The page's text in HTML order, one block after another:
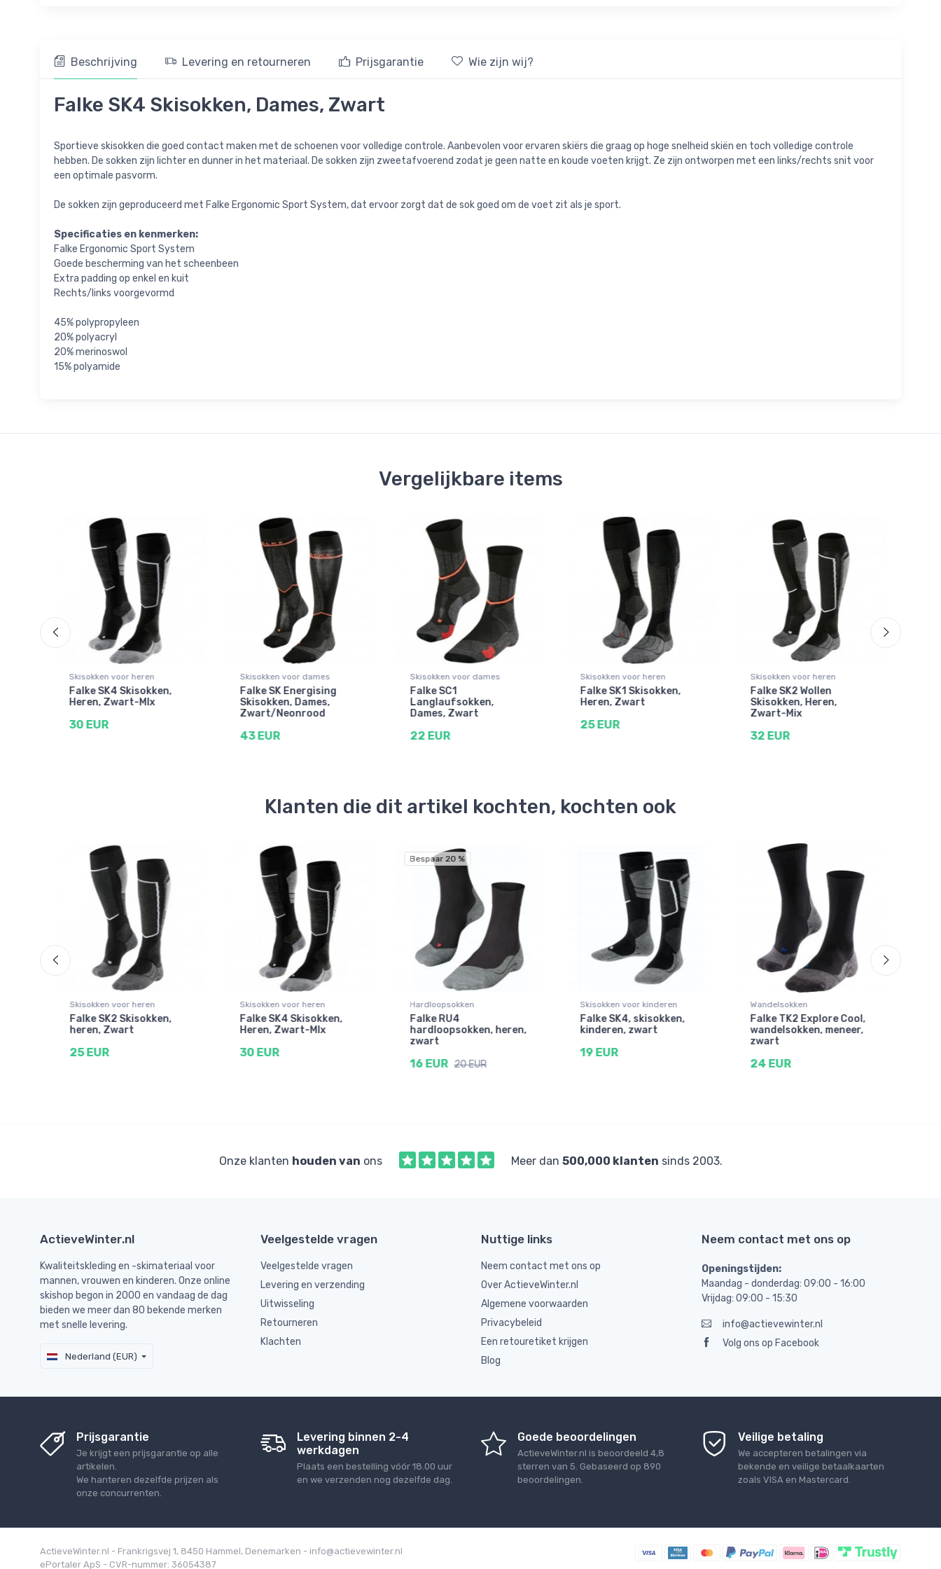
Beschrijving Levering en retourneren Prijsgarantie Wie zijn wij?
Falke SK4 Skisokken, Dames, Zwart
Sportieve skisokken die goed contact maken met de schoenen voor volledige controle. Aanbevolen voor ervaren skiërs die graag op hoge snelheid skiën en toch volledige controle
hebben. De sokken zijn lichter en dunner in het materiaal. De sokken zijn zweetafvoerend zodat je geen natte en koude voeten krijgt. Ze zijn ontworpen met een links/rechts snit voor
een optimale pasvorm.
De sokken zijn geproduceerd met Falke Ergonomic Sport System, dat ervoor zorgt dat de sok goed om de voet zit als je sport.
Specificaties en kenmerken:
Falke Ergonomic Sport System
Goede bescherming van het scheenbeen
Extra padding op enkel en kuit
Rechts/links voorgevormd
45% polypropyleen
20% polyacryl
20% merinoswol
15% polyamide
Vergelijkbare items
Skisokken voor heren
Falke SK4 Skisokken,
Heren, Zwart-MIx
30 EUR
Skisokken voor dames
Falke SK Energising
Skisokken, Dames,
Zwart/Neonrood
43 EUR
Skisokken voor dames
Falke SC1
Langlaufsokken,
Dames, Zwart
22 EUR
Skisokken voor heren
Falke SK1 Skisokken,
Heren, Zwart
25 EUR
Skisokken voor heren
Falke SK2 Wollen
Skisokken, Heren,
Zwart-Mix
32 EUR
Klanten die dit artikel kochten, kochten ook
Skisokken voor heren
Falke SK2 Skisokken,
heren, Zwart
25 EUR
Skisokken voor heren
Falke SK4 Skisokken,
Heren, Zwart-MIx
30 EUR
Bespaar 20 %
Hardloopsokken
Falke RU4
hardloopsokken, heren,
zwart
16 EUR 20 EUR
Skisokken voor kinderen
Falke SK4, skisokken,
kinderen, zwart
19 EUR
Wandelsokken
Falke TK2 Explore Cool,
wandelsokken, meneer,
zwart
24 EUR
Onze klanten houden van ons Meer dan 500,000 klanten sinds 2003.
ActieveWinter.nl
Kwaliteitskleding en -skimateriaal voor
mannen, vrouwen en kinderen. Onze online
skishop begon in 2000 en vandaag de dag
bieden we meer dan 80 bekende merken
met snelle levering.
Nederland (EUR)
Veelgestelde vragen
Veelgestelde vragen
Levering en verzending
Uitwisseling
Retourneren
Klachten
Nuttige links
Neem contact met ons op
Over ActieveWinter.nl
Algemene voorwaarden
Privacybeleid
Een retouretiket krijgen
Blog
Neem contact met ons op
Openingstijden:
Maandag - donderdag: 09:00 - 16:00
Vrijdag: 09:00 - 15:30
info@actievewinter.nl
Volg ons op Facebook
Prijsgarantie
Je krijgt een prijsgarantie op alle
artikelen.
We hanteren dezelfde prijzen als
onze concurrenten.
Levering binnen 2-4
werkdagen
Plaats een bestelling vóór 18.00 uur
en we verzenden nog dezelfde dag.
Goede beoordelingen
ActieveWinter.nl is beoordeeld 4,8
sterren van 5. Gebaseerd op 890
beoordelingen.
Veilige betaling
We accepteren betalingen via
bekende en veilige betaalkaarten
zoals VISA en Mastercard.
ActieveWinter.nl - Frankrigsvej 1, 8450 Hammel, Denemarken - info@actievewinter.nl
ePortaler ApS - CVR-nummer: 36054387